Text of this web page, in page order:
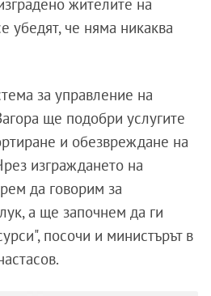
убедят, че няма никаква
за управление на
ще подобри услугите
и обезвреждане на
изграждането на
да говорим за
а ще започнем да ги
посочи и министърът в